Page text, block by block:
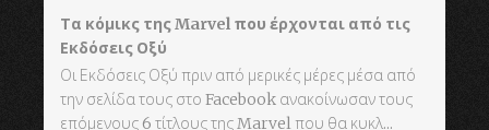
Τα κόμικς της Marvel που έρχονται από τις
Εκδόσεις Οξύ
Οι Εκδόσεις Οξύ πριν από μερικές μέρες μέσα από
την σελίδα τους στο Facebook ανακοίνωσαν τους
επόμενους 6 τίτλους της Marvel που θα κυκλ...